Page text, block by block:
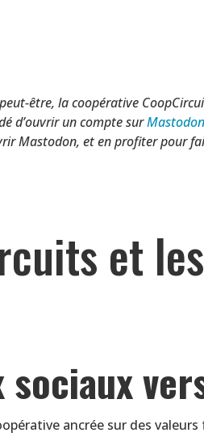
être, la coopérative
d’ouvrir un compte sur
Mastodon, et en profiter pour
et
sociaux
ancrée sur des